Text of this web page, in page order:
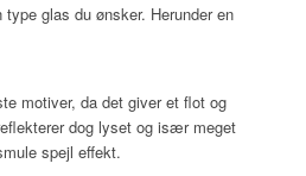
glas du ønsker. Herunder en
motiver, da det giver et flot og
dog lyset og især meget
spejl effekt.